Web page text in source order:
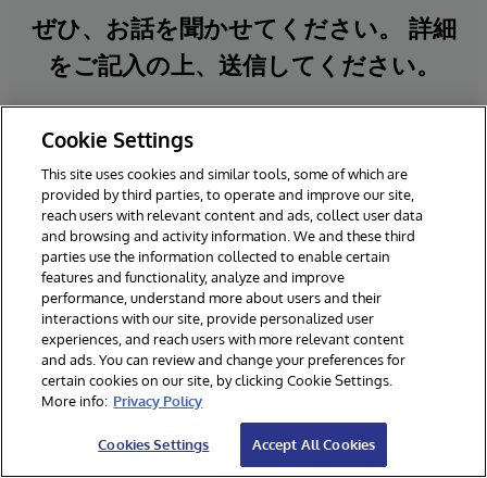
ぜひ、お話を聞かせてください。 詳細
をご記入の上、送信してください。
*必須項目（英語でご記入ください）
Cookie Settings
This site uses cookies and similar tools, some of which are
provided by third parties, to operate and improve our site,
reach users with relevant content and ads, collect user data
and browsing and activity information. We and these third
parties use the information collected to enable certain
features and functionality, analyze and improve
performance, understand more about users and their
interactions with our site, provide personalized user
experiences, and reach users with more relevant content
and ads. You can review and change your preferences for
certain cookies on our site, by clicking Cookie Settings.
More info: Privacy Policy
Cookies Settings Accept All Cookies